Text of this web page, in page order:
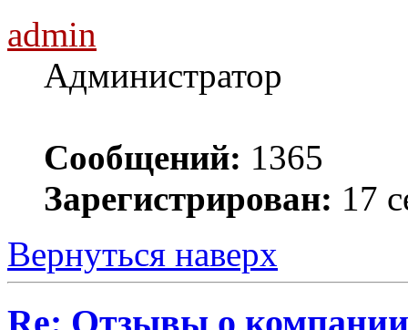
admin
Администратор
Сообщений: 1365
Зарегистрирован: 17
Вернуться наверх